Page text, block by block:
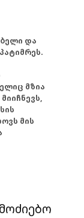
და
მზია
მის